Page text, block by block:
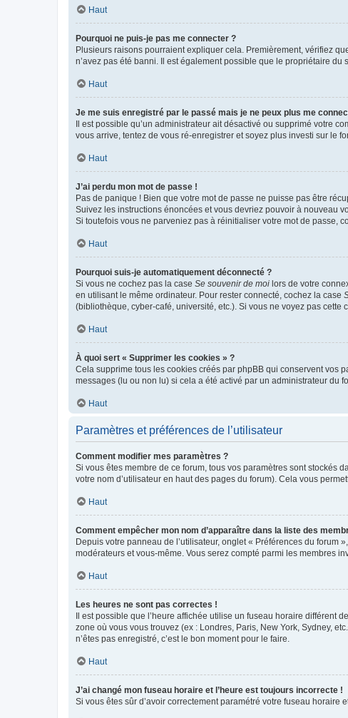
Haut
Pourquoi ne puis-je pas me connecter ?
Plusieurs raisons pourraient expliquer cela. Premièrement, vérifiez
n’avez pas été banni. Il est également possible que le propriétaire
Haut
Je me suis enregistré par le passé mais je ne peux plus me
Il est possible qu’un administrateur ait désactivé ou supprimé votre
vous arrive, tentez de vous ré-enregistrer et soyez plus investi sur le
Haut
J’ai perdu mon mot de passe !
Pas de panique ! Bien que votre mot de passe ne puisse pas être
Suivez les instructions énoncées et vous devriez pouvoir à nouveau
Si toutefois vous ne parveniez pas à réinitialiser votre mot de passe,
Haut
Pourquoi suis-je automatiquement déconnecté ?
Si vous ne cochez pas la case Se souvenir de moi lors de votre
en utilisant le même ordinateur. Pour rester connecté, cochez la case
(bibliothèque, cyber-café, université, etc.). Si vous ne voyez pas cette
Haut
À quoi sert « Supprimer les cookies » ?
Cela supprime tous les cookies créés par phpBB qui conservent vos
messages (lu ou non lu) si cela a été activé par un administrateur du
Haut
Paramètres et préférences de l’utilisateur
Comment modifier mes paramètres ?
Si vous êtes membre de ce forum, tous vos paramètres sont stockés
votre nom d’utilisateur en haut des pages du forum). Cela vous
Haut
Comment empêcher mon nom d’apparaître dans la liste des
Depuis votre panneau de l’utilisateur, onglet « Préférences du forum
modérateurs et vous-même. Vous serez compté parmi les membres
Haut
Les heures ne sont pas correctes !
Il est possible que l’heure affichée utilise un fuseau horaire différent
zone où vous vous trouvez (ex : Londres, Paris, New York, Sydney,
n’êtes pas enregistré, c’est le bon moment pour le faire.
Haut
J’ai changé mon fuseau horaire et l’heure est toujours incorrecte !
Si vous êtes sûr d’avoir correctement paramétré votre fuseau horaire